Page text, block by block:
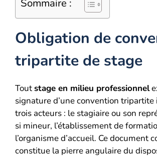
Obligation de
tripartite de stage
Toutstage en milieu professionnel
signature d’une convention
trois acteurs : le stagiaire ou son
si mineur, l’établissement de
l’organisme d’accueil. Ce document
constitue la pierre angulaire du